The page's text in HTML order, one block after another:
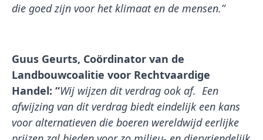
die goed zijn voor het klimaat en de mensen.”
Guus Geurts, Coördinator van de
Landbouwcoalitie voor Rechtvaardige
Handel: “Wij wijzen dit verdrag ook af. Een
afwijzing van dit verdrag biedt eindelijk een kans
voor alternatieven die boeren wereldwijd eerlijke